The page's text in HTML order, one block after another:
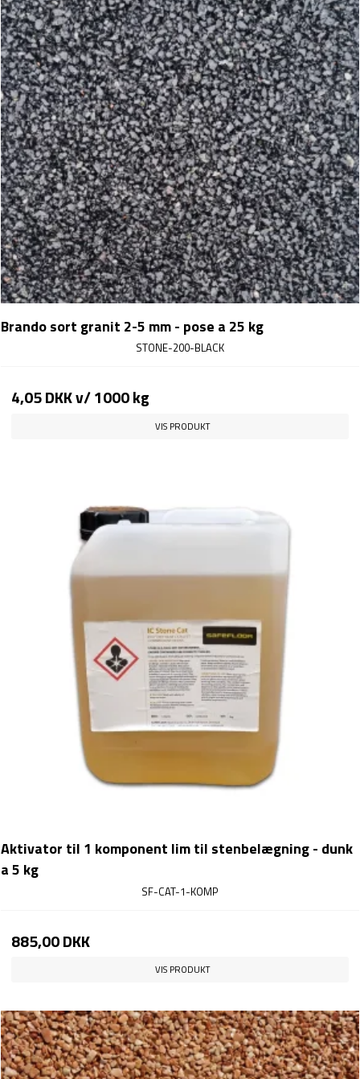
Brando sort granit 2-5 mm - pose a 25 kg
STONE-200-BLACK
4,05 DKKv/ 1000 kg
VIS PRODUKT
Aktivator til 1 komponent lim til stenbelægning - dunk
a 5 kg
SF-CAT-1-KOMP
885,00 DKK
VIS PRODUKT